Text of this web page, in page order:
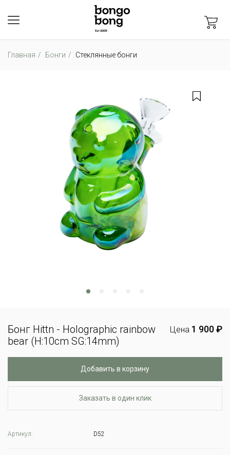
Главная Бонги Стеклянные бонги
Бонг Hittn - Holographic rainbow
bear (H:10cm SG:14mm)
Цена 1 900 ₽
Добавить в корзину
Заказать в один клик
Артикул: D52